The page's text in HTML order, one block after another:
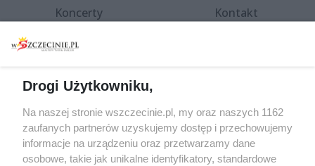
Koncerty
Spacery i oprowadzania
targi
Wernisaże
Więcej
Kontakt
Specjalny koncert z okazji
20. urodzin portalu
wSzczecinie.pl
Regulamin konkursów
Drogi Użytkowniku,
Na naszej stronie wszczecinie.pl, my oraz naszych 1162
zaufanych partnerów uzyskujemy dostęp i przechowujemy
informacje na urządzeniu oraz przetwarzamy dane
osobowe, takie jak unikalne identyfikatory, standardowe